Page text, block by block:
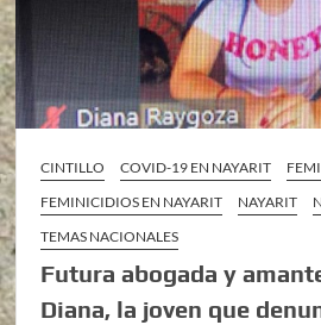
CINTILLO COVID-19 EN NAYARIT
FEMINICIDIOS EN NAYARIT
NAYARIT
TEMAS NACIONALES
Futura abogada y
Diana, la joven que